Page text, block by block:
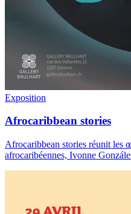
Exposition
Afrocaribbean stories
Afrocaribbean stories réunit les
afrocaribéennes, Ivonne